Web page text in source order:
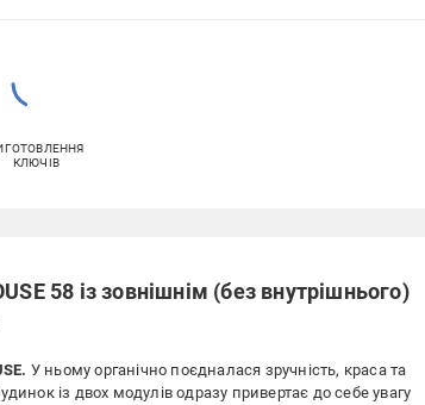
КЛЮЧІВ
58 із зовнішнім (без внутрішнього)
У ньому органічно поєдналася зручність, краса та
із двох модулів одразу привертає до себе увагу